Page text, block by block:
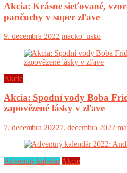
Akcia: Krásne sieťované,
pančuchy v super zľave
9. decembra 2022 macko_usko
Akcie
Akcia: Spodní vody Boba
zapovězené lásky v zľave
7. decembra 20227. decembra 2022
Adventný kaledár Akcie